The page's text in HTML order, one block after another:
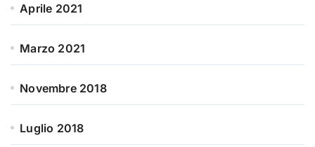
Aprile 2021
Marzo 2021
Novembre 2018
Luglio 2018